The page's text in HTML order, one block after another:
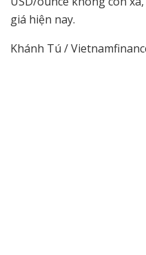
giá hiện nay.
Khánh Tú /